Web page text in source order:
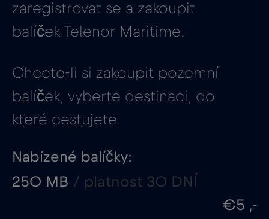
zaregistrovat se a zakoupit
balíček Telenor Maritime.
Chcete-li si zakoupit pozemní
balíček, vyberte destinaci, do
které cestujete.
Nabízené balíčky:
250 MB / platnost 30 DNÍ
€5 ,-